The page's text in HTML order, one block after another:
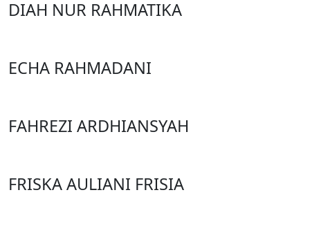
DIAH NUR RAHMATIKA
ECHA RAHMADANI
FAHREZI ARDHIANSYAH
FRISKA AULIANI FRISIA